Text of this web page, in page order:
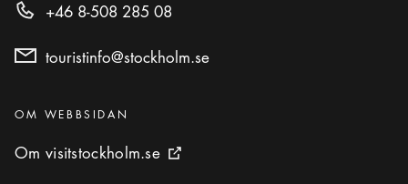
+46 8-508 285 08
touristinfo@stockholm.se
Kategorier:
OM WEBBSIDAN
Om visitstockholm.se
Om visitstockholm.se Extern ikon